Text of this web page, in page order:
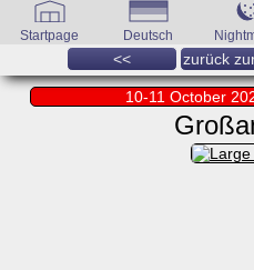
Startpage Deutsch
<< zurück
10-11 October